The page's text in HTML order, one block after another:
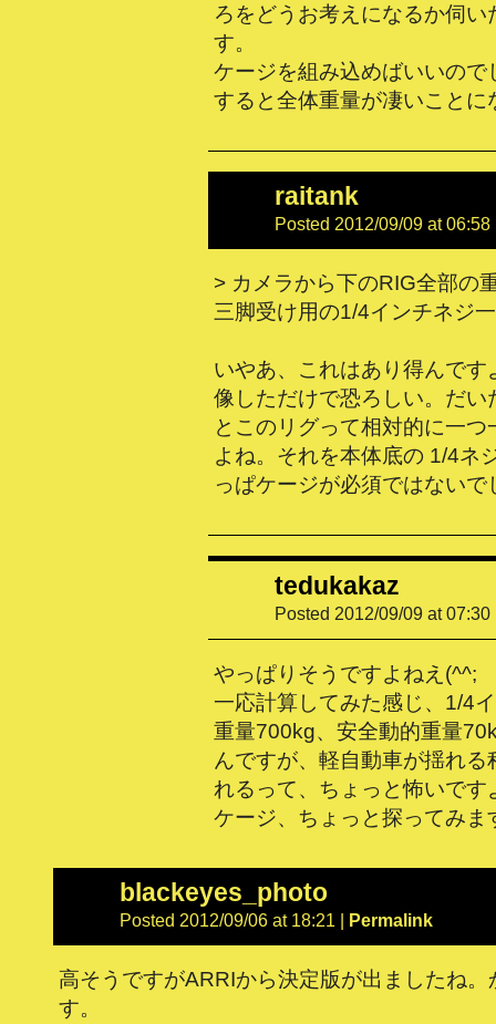
ろをどうお考えになるか伺い
す。
ケージを組み込めばいいので
すると全体重量が凄いことに
raitank
Posted 2012/09/09 at 06:58
> カメラから下のRIG全部の
三脚受け用の1/4インチネジ
いやあ、これはあり得んです
像しただけで恐ろしい。だい
とこのリグって相対的に一つ
よね。それを本体底の 1/4
っぱケージが必須ではない
tedukakaz
Posted 2012/09/09 at 07:30
やっぱりそうですよねえ(^^;
一応計算してみた感じ、1/4
重量700kg、安全動的重量
んですが、軽自動車が揺れる
れるって、ちょっと怖いです
ケージ、ちょっと探ってみま
blackeyes_photo
Posted 2012/09/06 at 18:21 | Permalink
高そうですがARRIから決定版が出ましたね。
す。